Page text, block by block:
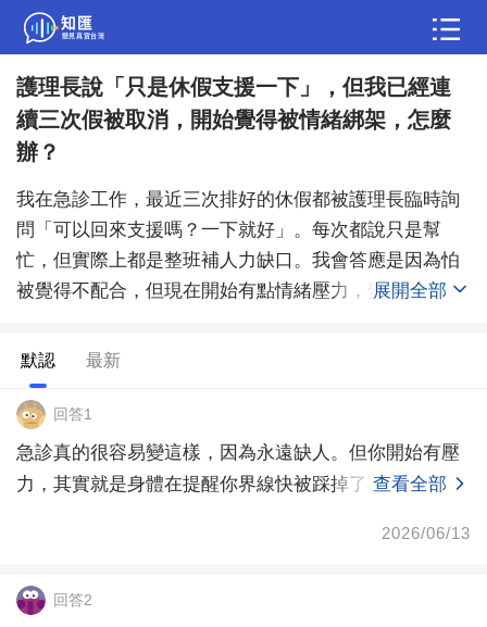
護理長說「只是休假支援一下」，但我已經連
續三次假被取消，開始覺得被情緒綁架，怎麼
辦？
我在急診工作，最近三次排好的休假都被護理長臨時詢
問「可以回來支援嗎？一下就好」。每次都說只是幫
忙，但實際上都是整班補人力缺口。我會答應是因為怕
被覺得不配合，但現在開始有點情緒壓力，覺得自己根
展開全部
默認 最新
回答1
急診真的很容易變這樣，因為永遠缺人。但你開始有壓
力，其實就是身體在提醒你界線快被踩掉了。查看全部
2026/06/13
回答2
問答
綜合問題
生活妙招 體育 育兒 老年病科普